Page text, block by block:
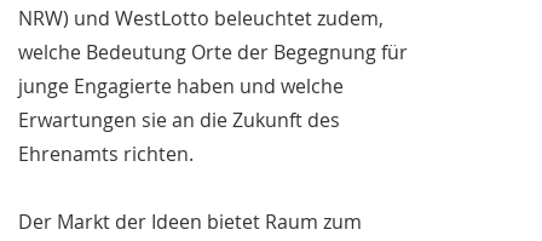
NRW) und WestLotto beleuchtet zudem,
welche Bedeutung Orte der Begegnung für
junge Engagierte haben und welche
Erwartungen sie an die Zukunft des
Ehrenamts richten.
Der Markt der Ideen bietet Raum zum